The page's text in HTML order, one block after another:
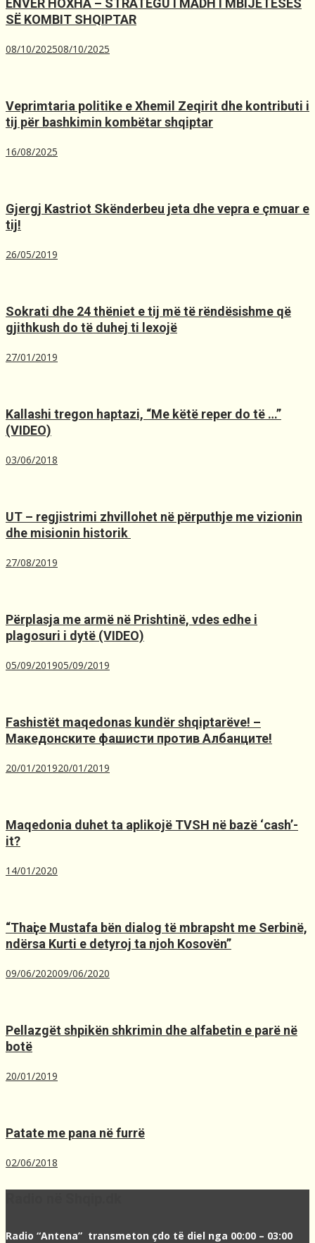
SË KOMBIT SHQIPTAR
08/10/202508/10/2025
Veprimtaria politike e Xhemil Zeqirit dhe kontributi i
tij për bashkimin kombëtar shqiptar
16/08/2025
Gjergj Kastriot Skënderbeu jeta dhe vepra e çmuar e
tij!
26/05/2019
Sokrati dhe 24 thëniet e tij më të rëndësishme që
gjithkush do të duhej ti lexojë
27/01/2019
Kallashi tregon haptazi, “Me kёtё reper do tё …”
(VIDEO)
03/06/2018
UT – regjistrimi zhvillohet në përputhje me vizionin
dhe misionin historik ️
27/08/2019
Përplasja me armë në Prishtinë, ​vdes edhe i
plagosuri i dytë (VIDEO)
05/09/201905/09/2019
Fashistët maqedonas kundër shqiptarëve! –
Македонските фашисти против Албанците!
20/01/201920/01/2019
Maqedonia duhet ta aplikojë TVSH nё bazё ‘cash’-
it?
14/01/2020
“Thaҫi e Mustafa bën dialog të mbrapsht me Serbinë,
ndërsa Kurti e detyroj ta njoh Kosovën”
09/06/202009/06/2020
Pellazgët shpikën shkrimin dhe alfabetin e parë në
botë
20/01/2019
Patate me pana në furrë
02/06/2018
Radio “Antena” transmeton çdo të diel nga 00:00 – 03:00